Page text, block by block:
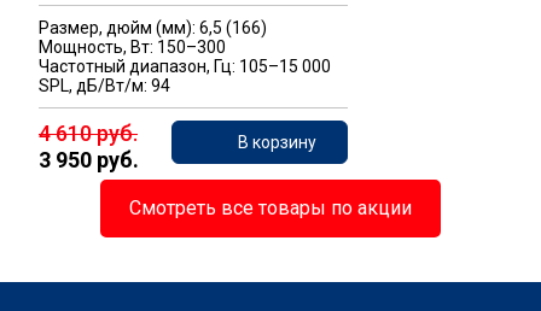
Размер, дюйм (мм): 6,5 (166)
Мощность, Вт: 150–300
Частотный диапазон, Гц: 105–15 000
SPL, дБ/Вт/м: 94
4 610 руб.
3 950 руб.
В корзину
Смотреть все товары по акции